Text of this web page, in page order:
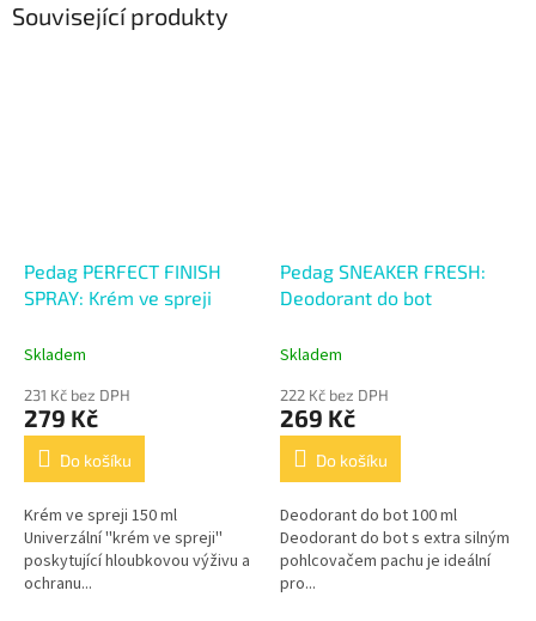
Související produkty
Pedag PERFECT FINISH
SPRAY: Krém ve spreji
Skladem
231 Kč bez DPH
279 Kč
Do košíku
Krém ve spreji 150 ml
Univerzální ''krém ve spreji''
poskytující hloubkovou výživu a
ochranu...
Pedag SNEAKER FRESH:
Deodorant do bot
Skladem
222 Kč bez DPH
269 Kč
Do košíku
Deodorant do bot 100 ml
Deodorant do bot s extra silným
pohlcovačem pachu je ideální
pro...